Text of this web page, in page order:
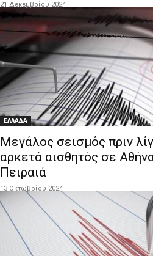
21 Δεκεμβρίου 2024
ΕΛΛΑΔΑ
Μεγάλος σεισμός πριν
αρκετά αισθητός σε
Πειραιά
13 Οκτωβρίου 2024